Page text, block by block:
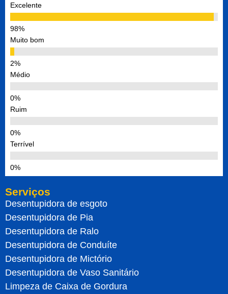
Excelente
Muito bom
Médio
Ruim
Terrível
Serviços
Desentupidora de esgoto
Desentupidora de Pia
Desentupidora de Ralo
Desentupidora de Conduíte
Desentupidora de Mictório
Desentupidora de Vaso Sanitário
Limpeza de Caixa de Gordura